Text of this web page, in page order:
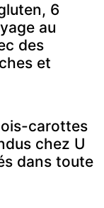
6
au
des
et
carottes
chez U
dans toute